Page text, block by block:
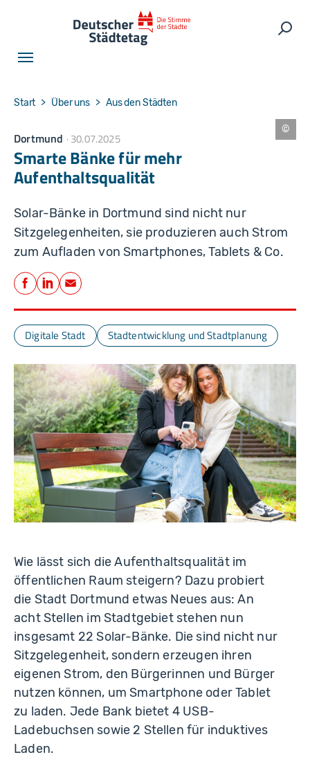
You are here:
Start Über uns Aus den Städten
Dortmund 30.07.2025
Smarte Bänke für mehr
Aufenthaltsqualität
Solar-Bänke in Dortmund sind nicht nur
Sitzgelegenheiten, sie produzieren auch Strom
zum Aufladen von Smartphones, Tablets & Co.
Teilen
Facebook
LinkedIn
E-Mail
Digitale Stadt Stadtentwicklung und Stadtplanung
S
m
n
Wie lässt sich die Aufenthaltsqualität im
öffentlichen Raum steigern? Dazu probiert
die Stadt Dortmund etwas Neues aus: An
acht Stellen im Stadtgebiet stehen nun
insgesamt 22 Solar-Bänke. Die sind nicht nur
Sitzgelegenheit, sondern erzeugen ihren
eigenen Strom, den Bürgerinnen und Bürger
nutzen können, um Smartphone oder Tablet
zu laden. Jede Bank bietet 4 USB-
Ladebuchsen sowie 2 Stellen für induktives
Laden.